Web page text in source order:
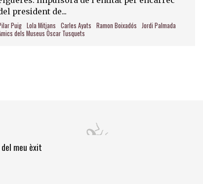
president de...
Puig Lola Mitjans Carles Ayats Ramon Boixadós
Jordi Palmada
dels Museus Òscar Tusquets
meu èxit